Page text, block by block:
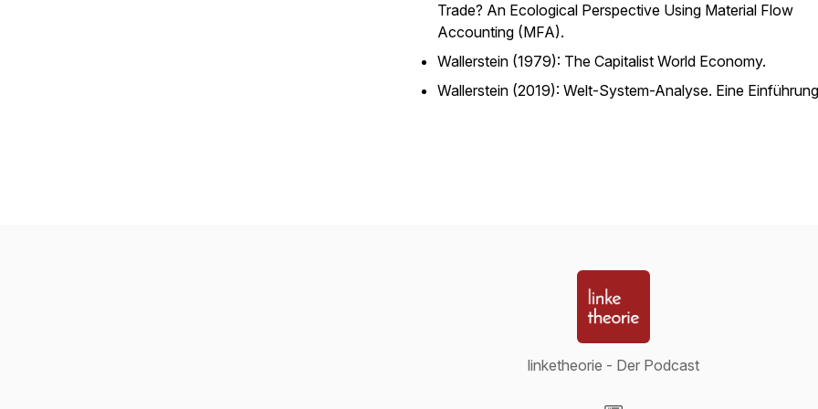
Trade? An Ecological Perspective Using Material Flow
Accounting (MFA).
Wallerstein (1979): The Capitalist World Economy.
Wallerstein (2019): Welt-System-Analyse. Eine
linketheorie - Der Podcast